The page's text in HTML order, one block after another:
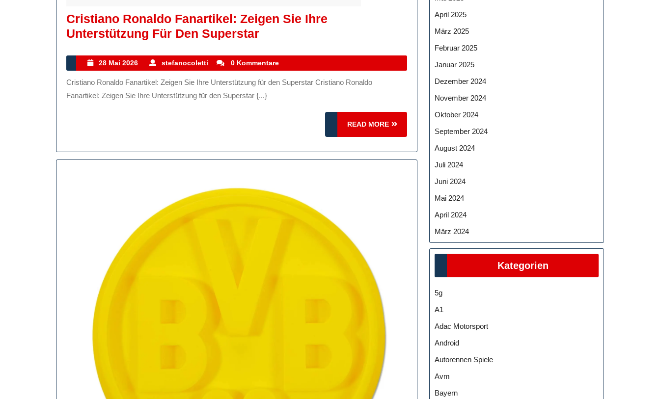
Cristiano Ronaldo Fanartikel: Zeigen Sie Ihre
Unterstützung Für Den SuperstarCristiano
Fanartikel:
Zeigen
Sie
Den
28 Mai 2026
28
Mai
2026
stefanocoletti stefanocoletti
0 Kommentare
Cristiano Ronaldo Fanartikel: Zeigen Sie Ihre Unterstützung für den Superstar Cristiano Ronaldo
Fanartikel: Zeigen Sie Ihre Unterstützung für den Superstar {...}
READ MORE
READ
MORE
April 2025
März 2025
Februar 2025
Januar 2025
Dezember 2024
November 2024
Oktober 2024
September 2024
August 2024
Juli 2024
Juni 2024
Mai 2024
April 2024
März 2024
Kategorien
5g
A1
Adac Motorsport
Android
Autorennen Spiele
Avm
Bayern